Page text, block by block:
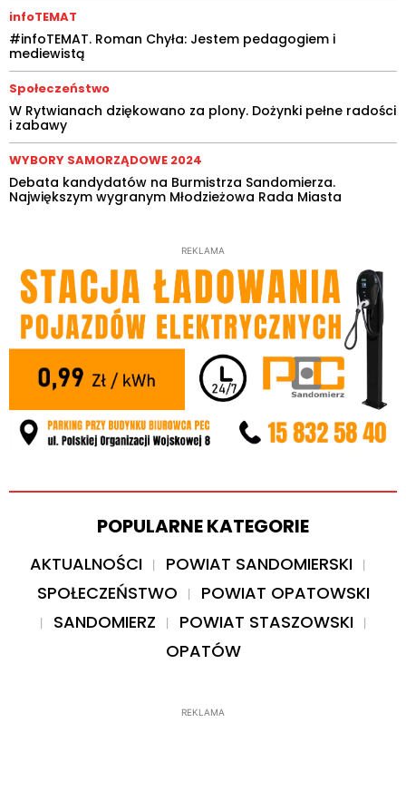
infoTEMAT
#infoTEMAT. Roman Chyła: Jestem pedagogiem i
mediewistą
Społeczeństwo
W Rytwianach dziękowano za plony. Dożynki pełne radości
i zabawy
WYBORY SAMORZĄDOWE 2024
Debata kandydatów na Burmistrza Sandomierza.
Największym wygranym Młodzieżowa Rada Miasta
REKLAMA
POPULARNE KATEGORIE
AKTUALNOŚCI
POWIAT SANDOMIERSKI
SPOŁECZEŃSTWO
POWIAT OPATOWSKI
SANDOMIERZ
POWIAT STASZOWSKI
OPATÓW
REKLAMA